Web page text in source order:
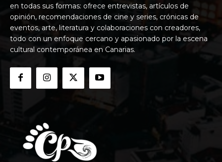
en todas sus formas: ofrece entrevistas, artículos de
opinión, recomendaciones de cine y series, crónicas de
eventos, arte, literatura y colaboraciones con creadores,
todo con un enfoque cercano y apasionado por la escena
cultural contemporánea en Canarias.